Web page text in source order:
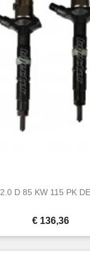
D 85 KW 115 PK
Prijs
€ 136,36